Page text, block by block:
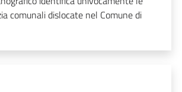
comunali dislocate nel Comune di